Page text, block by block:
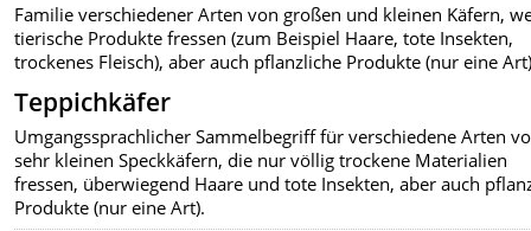
Familie verschiedener Arten von großen und kleinen Käfern,
tierische Produkte fressen (zum Beispiel Haare, tote Insekten,
trockenes Fleisch), aber auch pflanzliche Produkte (nur eine
Teppichkäfer
Umgangssprachlicher Sammelbegriff für verschiedene Arten
sehr kleinen Speckkäfern, die nur völlig trockene Materialien
fressen, überwiegend Haare und tote Insekten, aber auch
Produkte (nur eine Art).